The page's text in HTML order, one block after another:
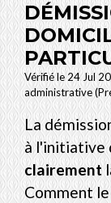
Vérifié le 24 Jul
administrative
La
à l'initiative
clairement
Comment